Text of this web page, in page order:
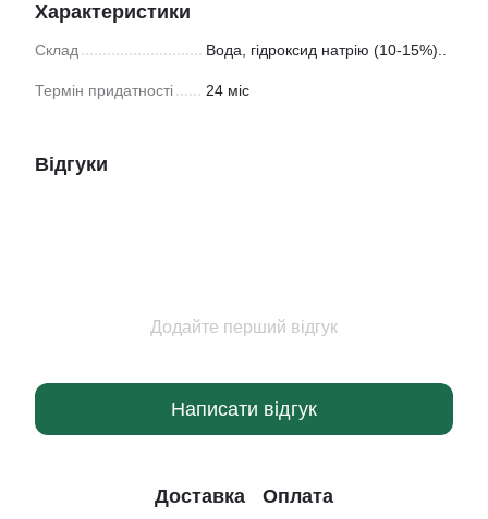
Характеристики
Склад Вода, гідроксид натрію (10-15%)..
Термін придатності 24 міс
Відгуки
Додайте перший відгук
Написати відгук
Доставка Оплата